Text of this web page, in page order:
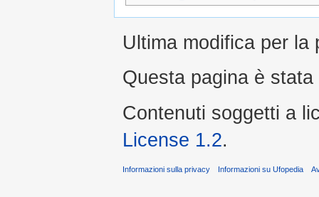
Ultima modifica per la
Questa pagina è
Contenuti soggetti a
License 1.2.
Informazioni sulla privacy Informazioni su Ufopedia